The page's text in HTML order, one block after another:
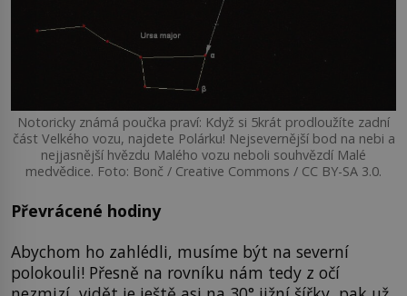
Notoricky známá poučka praví: Když si 5krát prodloužíte zadní
část Velkého vozu, najdete Polárku! Nejsevernější bod na nebi a
nejjasnější hvězdu Malého vozu neboli souhvězdí Malé
medvědice. Foto: Bonč / Creative Commons / CC BY-SA 3.0.
Převrácené hodiny
Abychom ho zahlédli, musíme být na severní
polokouli! Přesně na rovníku nám tedy z očí